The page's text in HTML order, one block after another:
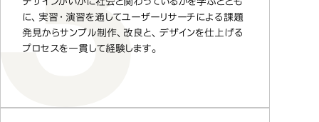
に、実習・演習を通してユーザーリサーチによる課題
発見からサンプル制作、改良と、デザインを仕上げる
プロセスを一貫して経験します。